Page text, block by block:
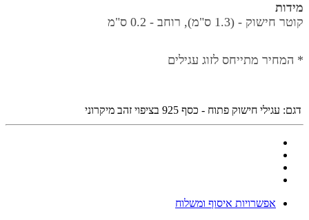
מידות
קוטר חישוק - (1.3 ס"מ), רוחב - 0.2 ס"מ
* המחיר מתייחס לזוג עגילים
דגם: עגילי חישוק פתוח - כסף 925 בציפוי זהב מיקרוני
אפשרויות איסוף ומשלוח